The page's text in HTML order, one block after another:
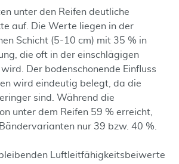
unter den Reifen deutliche
auf. Die Werte liegen in der
Schicht (5-10 cm) mit 35 % in
die oft in der einschlägigen
Der bodenschonende Einfluss
wird eindeutig belegt, da die
sind. Während die
unter dem Reifen 59 % erreicht,
nur 39 bzw. 40 %.
Luftleitfähigkeitsbeiwerte